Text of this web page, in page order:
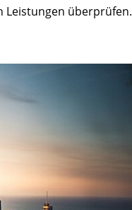
Leistungen überprüfen.